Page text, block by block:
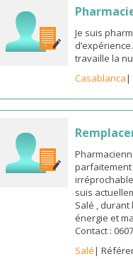
Je suis
travaille la
Casablanca|
parfaitement
suis
Salé , durant
énergie et
Contact :
Salé|